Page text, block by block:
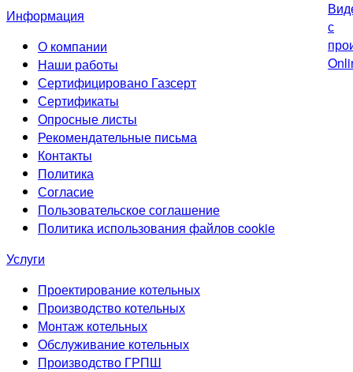
Информация
О компании
Наши работы
Сертифицировано Газсерт
Сертификаты
Опросные листы
Рекомендательные письма
Контакты
Политика
Согласие
Пользовательское соглашение
Политика использования файлов cookie
Услуги
Проектирование котельных
Производство котельных
Монтаж котельных
Обслуживание котельных
Производство ГРПШ